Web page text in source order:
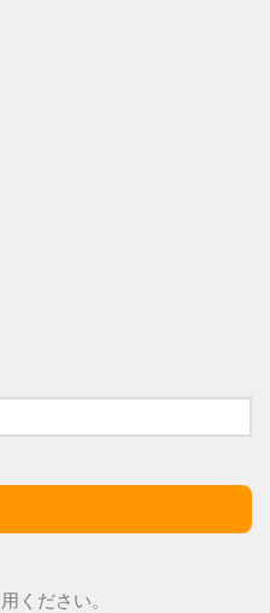
ください。